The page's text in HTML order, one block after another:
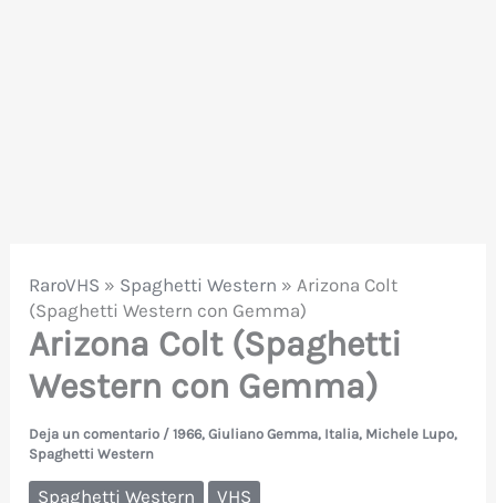
RaroVHS » Spaghetti Western » Arizona Colt
(Spaghetti Western con Gemma)
Arizona Colt (Spaghetti
Western con Gemma)
Deja un comentario /1966,Giuliano Gemma, Italia, Michele Lupo,
Spaghetti Western
Spaghetti Western VHS